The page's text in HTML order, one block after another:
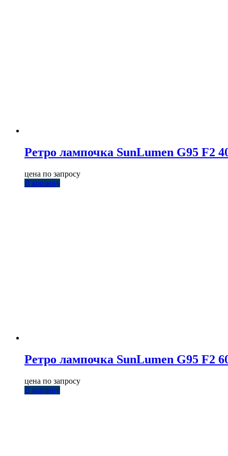
Ретро лампочка SunLumen G95 F2
цена по запросу
В корзину
Ретро лампочка SunLumen G95 F2
цена по запросу
В корзину